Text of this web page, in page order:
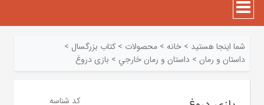
شما اینجا هستید > خانه > محصولات > کتاب بزرگسال >
داستان و رمان > داستان و رمان خارجي > بازی دروغ
کد شناسه